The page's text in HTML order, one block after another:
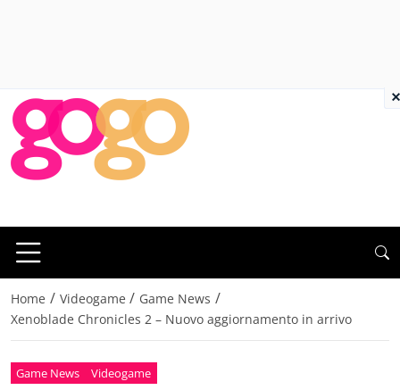
Home / Videogame / Game News /
Xenoblade Chronicles 2 – Nuovo aggiornamento in arrivo
Game News Videogame
×